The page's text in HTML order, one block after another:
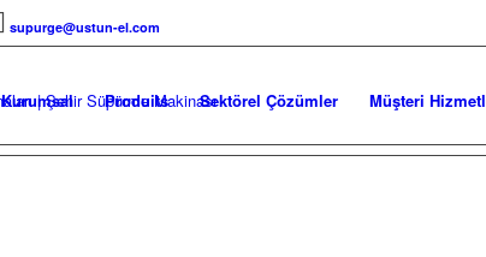
supurge@ustun-el.com
Kurumsal Produits Sektörel Çözümler Müşteri